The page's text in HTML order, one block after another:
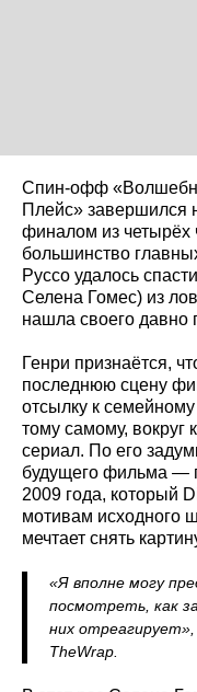
Спин-офф
Плейс» завершился
финалом из четырёх
большинство
Руссо удалось
Селена Гомес) из
нашла своего давно
Генри признаётся,
последнюю сцену
отсылку к
тому самому, вокруг
сериал. По его
будущего фильма —
2009 года, который
мотивам исходного
мечтает снять
«Я вполне могу
посмотреть, как
них
TheWrap.